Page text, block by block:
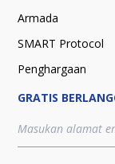
Armada
SMART Protocol
Penghargaan
GRATIS